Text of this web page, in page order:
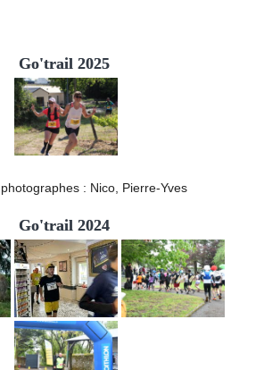
Go'trail 2025
: Nico, Pierre-Yves
Go'trail 2024